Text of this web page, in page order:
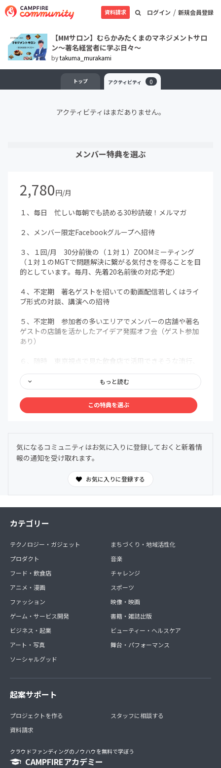
ログイン / 新規会員登録
資料請求
【MMサロン】むらかみたくまのマネジメントサロ
ン～著名経営者に学ぶ日々～
bytakuma_murakami
トップ アクティビティ 0
アクティビティはまだありません。
メンバー特典を選ぶ
2,780円/月
１、毎日 忙しい毎朝でも読める30秒読破！メルマガ
２、メンバー限定Facebookグループへ招待
３、１回/月 30分前後の（１対１）ZOOMミーティング
（１対１のMGTで問題解決に繋がる気付きを得ることを目
的としています。毎月、先着20名前後の対応予定）
４、不定期 著名ゲストを招いての動画配信若しくはライ
ブ形式の対談、講演への招待
５、不定期 参加者の多いエリアでメンバーの店舗や著名
ゲストの店舗を活かしたアイデア発掘オフ会（ゲスト参加
あり）
６、随時 東京視点で見た飲食店で活用できそうな流行、
７、随時 メンバー内ビジネスマッチング
※当コミュニティを利用して、雇用契約の締結
を目的として、求人情報
せて頂きます。
８、随時 地域共創を目的としたメンバー同士のクラウド
ファンディング企画
もっと読む
この特典を選ぶ
気になるコミュニティはお気に入りに登録しておくと新着情
報の通知を受け取れます。
お気に入りに登録する
カテゴリー
テクノロジー・ガジェット
プロダクト
フード・飲食店
アニメ・漫画
ファッション
ゲーム・サービス開発
ビジネス・起業
アート・写真
ソーシャルグッド
まちづくり・地域活性化
音楽
チャレンジ
スポーツ
映像・映画
書籍・雑誌出版
ビューティー・ヘルスケア
舞台・パフォーマンス
起案サポート
プロジェクトを作る
資料請求
スタッフに相談する
クラウドファンディングのノウハウを無料で学ぼう
CAMPFIREアカデミー